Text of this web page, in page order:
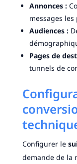
Annonces :
messages
Audiences :
Pages de
tunnels de
Configurer le
demande de la